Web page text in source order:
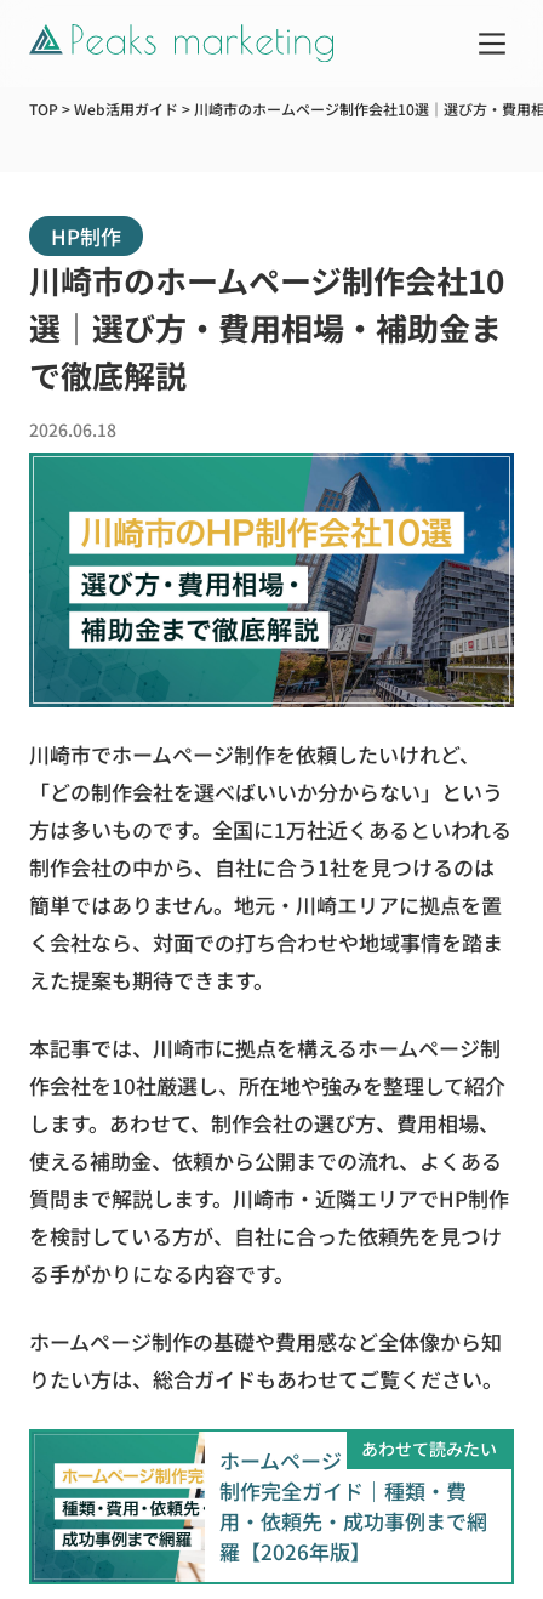
制作実績
企業情報
お知らせ
お役立ち資料
無料お見積もり お問い合わせ
TOP>Web活用ガイド > 川崎市のホームページ制作会社10選｜選び方・費用
HP制作
川崎市のホームページ制作会社10
選｜選び方・費用相場・補助金ま
で徹底解説
2026.06.18
川崎市でホームページ制作を依頼したいけれど、
「どの制作会社を選べばいいか分からない」という
方は多いものです。全国に1万社近くあるといわれる
制作会社の中から、自社に合う1社を見つけるのは
簡単ではありません。地元・川崎エリアに拠点を置
く会社なら、対面での打ち合わせや地域事情を踏ま
えた提案も期待できます。
本記事では、川崎市に拠点を構えるホームページ制
作会社を10社厳選し、所在地や強みを整理して紹介
します。あわせて、制作会社の選び方、費用相場、
使える補助金、依頼から公開までの流れ、よくある
質問まで解説します。川崎市・近隣エリアでHP制作
を検討している方が、自社に合った依頼先を見つけ
る手がかりになる内容です。
ホームページ制作の基礎や費用感など全体像から知
りたい方は、総合ガイドもあわせてご覧ください。
あわせて読みたい
ホームページ
制作完全ガイド｜種類・費
用・依頼先・成功事例まで網
羅【2026年版】